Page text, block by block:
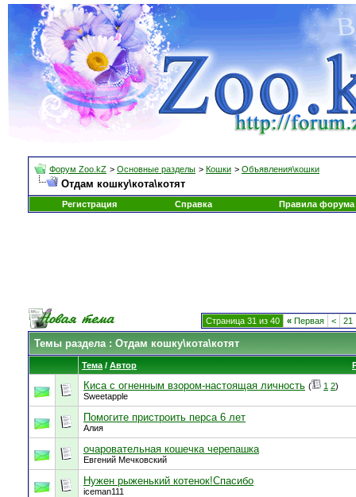
Форум Zoo.kZ > Основные разделы > Кошки > Объявления\кошки
Отдам кошку\кота\котят
Регистрация Справка Правила форума
Страница 31 из 40 « Первая < 21
Темы раздела: Отдам кошку\кота\котят
Тема / Автор
Киса с огненным взором-настоящая личность ( 1 2)
Sweetapple
Помогите пристроить перса 6 лет
Алия
очаровательная кошечка черепашка
Евгений Мечковский
Нужен рыженький котенок!Спасибо
iceman111